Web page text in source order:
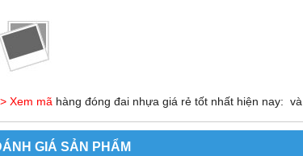
Xem mã hàng đóng đai nhựa giá rẻ tốt nhất hiện nay: và
GIÁ SẢN PHẨM